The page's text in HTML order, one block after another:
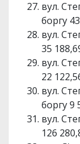
вул.
боргу
вул.
35
вул.
22
вул.
боргу 9
вул.
126